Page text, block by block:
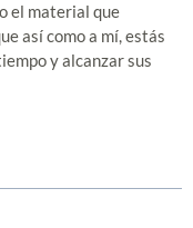
el material que
así como a mí, estás
y alcanzar sus